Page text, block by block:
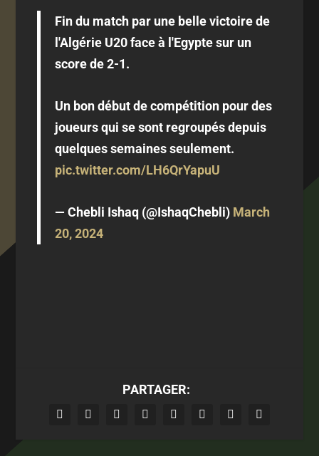
Fin du match par une belle victoire de
l'Algérie U20 face à l'Egypte sur un
score de 2-1.
Un bon début de compétition pour des
joueurs qui se sont regroupés depuis
quelques semaines seulement.
pic.twitter.com/LH6QrYapuU
— Chebli Ishaq (@IshaqChebli) March
20, 2024
PARTAGER: